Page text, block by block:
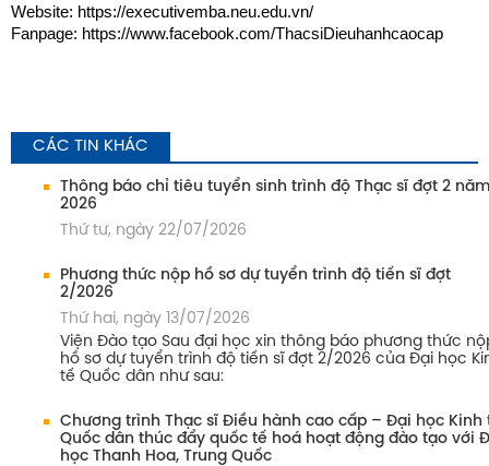
Website: https://executivemba.neu.edu.vn/
Fanpage: https://www.facebook.com/ThacsiDieuhanhcaocap
CÁC TIN KHÁC
Thông báo chỉ tiêu tuyển sinh trình độ Thạc sĩ đợt 2
2026
Thứ tư, ngày 22/07/2026
Phương thức nộp hồ sơ dự tuyển trình độ tiến sĩ đợt
2/2026
Thứ hai, ngày 13/07/2026
Viện Đào tạo Sau đại học xin thông báo phương thức
hồ sơ dự tuyển trình độ tiến sĩ đợt 2/2026 của Đại học
tế Quốc dân như sau:
Chương trình Thạc sĩ Điều hành cao cấp – Đại học Kinh
Quốc dân thúc đẩy quốc tế hoá hoạt động đào tạo với
học Thanh Hoa, Trung Quốc